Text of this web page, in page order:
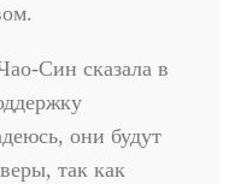
Син сказала в
они будут
так как